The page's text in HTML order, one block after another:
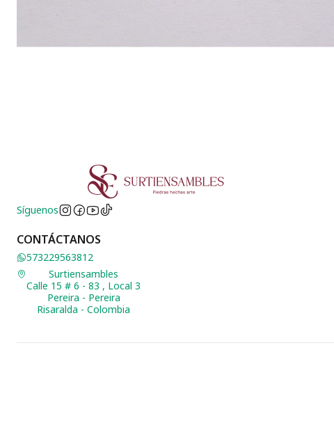
Síguenos
CONTÁCTANOS
573229563812
Surtiensambles
Calle 15 # 6 - 83 , Local 3
Pereira - Pereira
Risaralda - Colombia